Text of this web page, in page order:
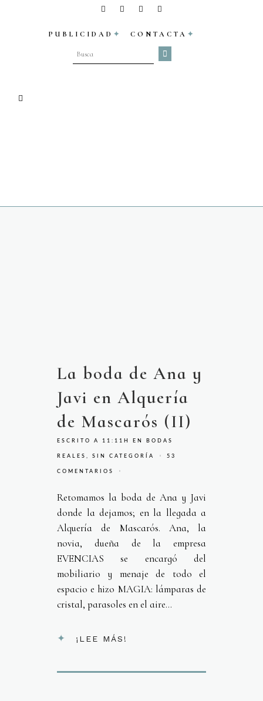
PUBLICIDAD CONTACTA
La boda de Ana y
Javi en Alquería
de Mascarós (II)
ESCRITO A 11:11H EN BODAS
REALES , SIN CATEGORÍA 53
COMENTARIOS
Retomamos la boda de Ana y Javi
donde la dejamos; en la llegada a
Alquería de Mascarós. Ana, la
novia, dueña de la empresa
EVENCIAS se encargó del
mobiliario y menaje de todo el
espacio e hizo MAGIA: lámparas de
cristal, parasoles en el aire...
¡LEE MÁS!